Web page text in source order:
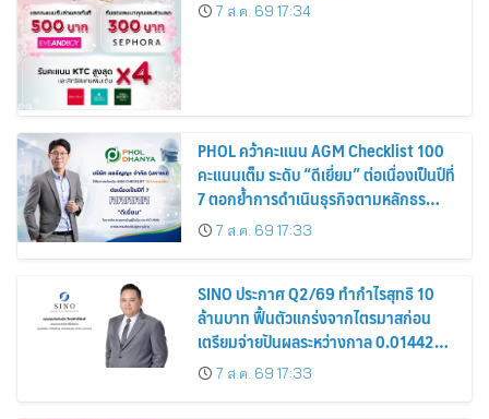
7 ส.ค. 69 17:34
PHOL คว้าคะแนน AGM Checklist 100
คะแนนเต็ม ระดับ “ดีเยี่ยม” ต่อเนื่องเป็นปีที่
7 ตอกย้ำการดำเนินธุรกิจตามหลักธร
รมาภิบาล โปร่งใส สร้างความเชื่อมั่นผู้ถือ
หุ้น
7 ส.ค. 69 17:33
SINO ประกาศ Q2/69 ทำกำไรสุทธิ 10
ล้านบาท ฟื้นตัวแกร่งจากไตรมาสก่อน
เตรียมจ่ายปันผลระหว่างกาล 0.014423
บาทต่อหุ้น ครึ่งปีหลังมุ่งเติบโตต่อเนื่อง
7 ส.ค. 69 17:33